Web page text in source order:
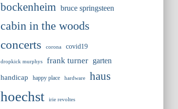
bockenheim bruce springsteen
cabin in the woods
concerts
corona covid19
dropkick murphys frank turner
garten
handicap
happy place hardware haus
hoechst irie revoltes